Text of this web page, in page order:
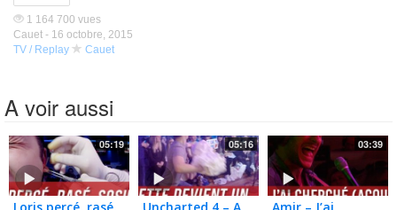
1 164 700 vues
Cauet - 16 octobre, 2015
TV / Replay
Cauet
A voir aussi
05:19 05:16 03:39